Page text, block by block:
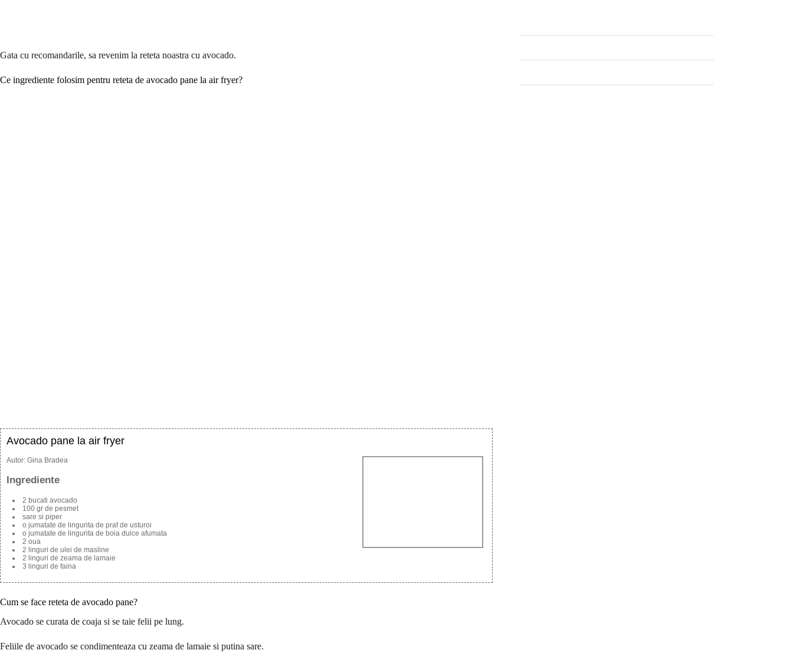
Gata cu recomandarile, sa revenim la reteta noastra cu avocado.
Ce ingrediente folosim pentru reteta de avocado pane la air fryer?
Avocado pane la air fryer
Autor: Gina Bradea
Ingrediente
2 bucati avocado
100 gr de pesmet
sare si piper
o jumatate de lingurita de praf de usturoi
o jumatate de lingurita de boia dulce afumata
2 oua
2 linguri de ulei de masline
2 linguri de zeama de lamaie
3 linguri de faina
Cum se face reteta de avocado pane?
Avocado se curata de coaja si se taie felii pe lung.
Feliile de avocado se condimenteaza cu zeama de lamaie si putina sare.